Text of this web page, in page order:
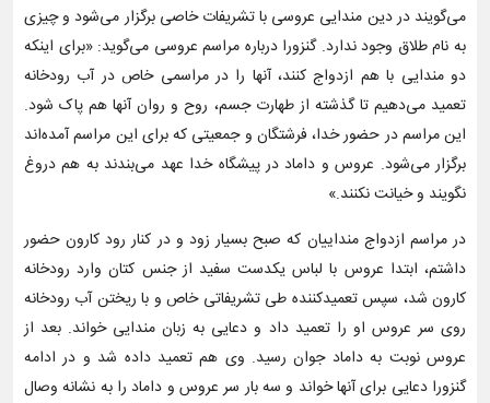
می‌گویند در دین مندایی عروسی با تشریفات خاصی برگزار می‌شود و چیزی
به نام طلاق وجود ندارد. گنزورا درباره مراسم عروسی می‌گوید: «برای اینکه
دو مندایی با هم ازدواج کنند، آنها را در مراسمی خاص در آب رودخانه
تعمید می‌دهیم تا گذشته از طهارت جسم، روح و روان آنها هم پاک شود.
این مراسم در حضور خدا، فرشتگان و جمعیتی که برای این مراسم آمده‌اند
برگزار می‌شود. عروس و داماد در پیشگاه خدا عهد می‌بندند به هم دروغ
نگویند و خیانت نکنند.»
در مراسم ازدواج منداییان که صبح بسیار زود و در کنار رود کارون حضور
داشتم، ابتدا عروس با لباس یکدست سفید از جنس کتان وارد رودخانه
کارون شد، سپس تعمیدکننده طی تشریفاتی خاص و با ریختن آب رودخانه
روی سر عروس او را تعمید داد و دعایی به زبان مندایی خواند. بعد از
عروس نوبت به داماد جوان رسید. وی هم تعمید داده شد و در ادامه
گنزورا دعایی برای آنها خواند و سه بار سر عروس و داماد را به نشانه وصال